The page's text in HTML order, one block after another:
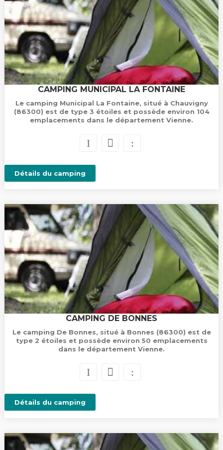
CAMPING MUNICIPAL LA FONTAINE
Le camping Municipal La Fontaine, situé à Chauvigny
(86300) est de type 3 étoiles et possède environ 104
emplacements dans le département Vienne.
Détails du camping
CAMPING DE BONNES
Le camping De Bonnes, situé à Bonnes (86300) est de
type 2 étoiles et possède environ 50 emplacements
dans le département Vienne.
Détails du camping